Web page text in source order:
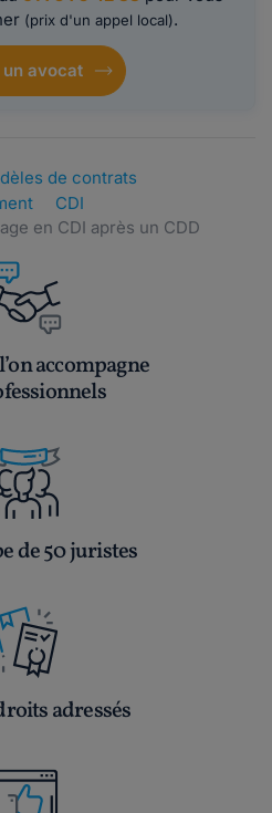
(prix d'un appel local).
avocat
de contrats
CDI
en CDI après un CDD
accompagne
de 50 juristes
adressés